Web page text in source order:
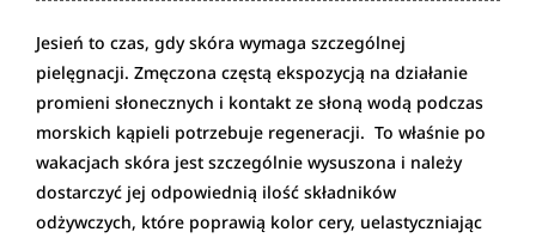
Jesień to czas, gdy skóra wymaga szczególnej
pielęgnacji. Zmęczona częstą ekspozycją na działanie
promieni słonecznych i kontakt ze słoną wodą podczas
morskich kąpieli potrzebuje regeneracji. To właśnie po
wakacjach skóra jest szczególnie wysuszona i należy
dostarczyć jej odpowiednią ilość składników
odżywczych, które poprawią kolor cery, uelastyczniając